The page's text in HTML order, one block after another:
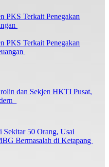
PKS Terkait Penegakan
dan Sekjen HKTI Pusat,
Sekitar 50 Orang, Usai
Bermasalah di Ketapang